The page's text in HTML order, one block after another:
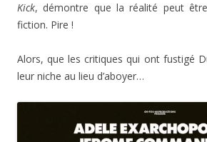
Kick, démontre que la réalité peut
fiction. Pire !
Alors, que les critiques qui ont fustigé
leur niche au lieu d’aboyer…